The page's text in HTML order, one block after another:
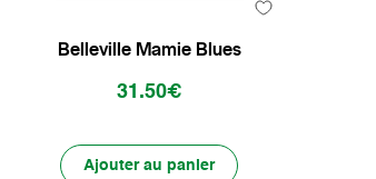
Belleville Mamie Blues
31.50€
Ajouter au panier